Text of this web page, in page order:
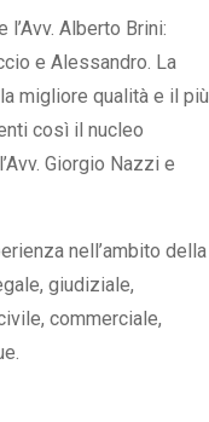
Alberto Brini:
e Alessandro. La
migliore qualità e il più
così il nucleo
Giorgio Nazzi e
nell’ambito della
giudiziale,
commerciale,